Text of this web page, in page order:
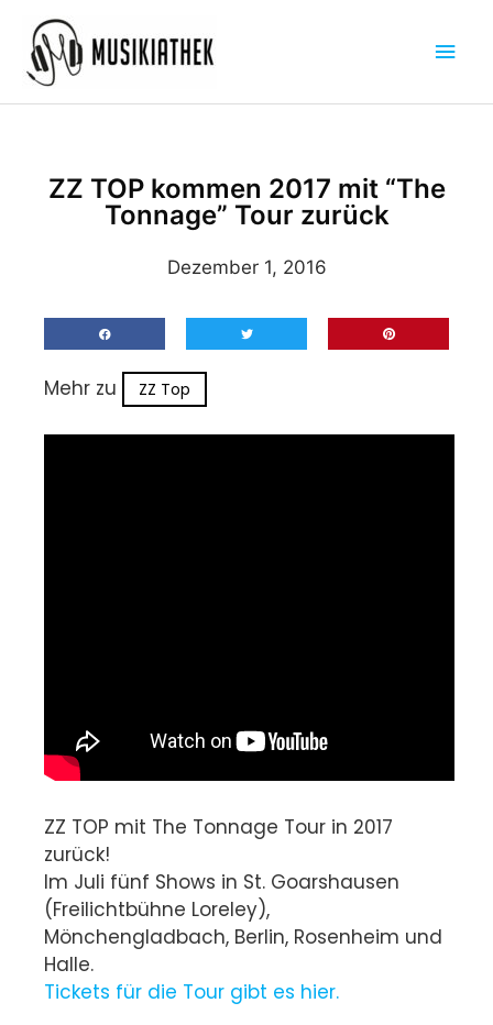
Inhalt
springen
ZZ TOP kommen 2017 mit “The
Tonnage” Tour zurück
Dezember 1, 2016
Mehr zu ZZ Top
ZZ TOP mit The Tonnage Tour in 2017
zurück!
Im Juli fünf Shows in St. Goarshausen
(Freilichtbühne Loreley),
Mönchengladbach, Berlin, Rosenheim und
Halle.
Tickets für die Tour gibt es hier.